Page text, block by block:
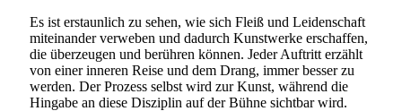
Es ist erstaunlich zu sehen, wie sich Fleiß und Leidenschaft
miteinander verweben und dadurch Kunstwerke erschaffen,
die überzeugen und berühren können. Jeder Auftritt erzählt
von einer inneren Reise und dem Drang, immer besser zu
werden. Der Prozess selbst wird zur Kunst, während die
Hingabe an diese Disziplin auf der Bühne sichtbar wird.